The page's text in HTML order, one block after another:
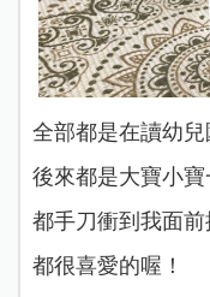
全部都是在讀幼
後來都是大寶小
都手刀衝到我面
都很喜愛的喔！